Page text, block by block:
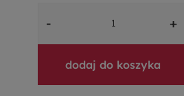
- +
dodaj do koszyka